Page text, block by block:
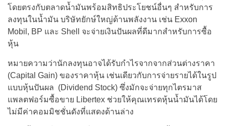
โดยตรงกับตลาดน้ำมันพร้อมสิทธิประโยชน์อื่นๆ สำหรับการ
ลงทุนในน้ำมัน บริษัทยักษ์ใหญ่ด้านพลังงาน เช่น Exxon
Mobil, BP และ Shell จะจ่ายเงินปันผลที่ดีมากสำหรับการซื้อ
หุ้น
หมายความว่านักลงทุนอาจได้รับกำไรจากจากส่วนต่างราคา
(Capital Gain) ของราคาหุ้น เช่นเดียวกับการจ่ายรายได้ในรูป
แบบหุ้นปันผล (Dividend Stock) ซึ่งมักจะจ่ายทุกไตรมาส
แพลตฟอร์มซื้อขาย Libertex ช่วยให้คุณเทรดหุ้นน้ำมันได้โดย
ไม่มีค่าคอมมิชชั่นดังที่แสดงด้านล่าง